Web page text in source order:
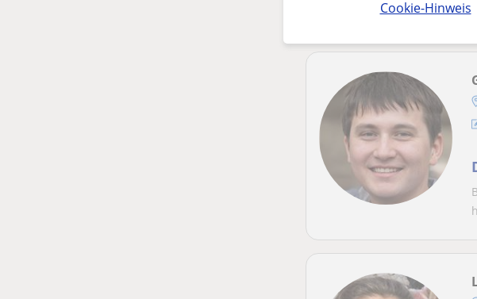
Cookie-Hinweis